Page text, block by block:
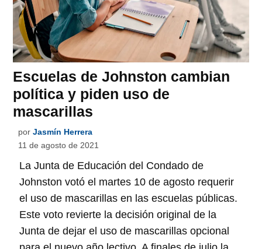
Escuelas de Johnston cambian
política y piden uso de
mascarillas
por Jasmín Herrera
11 de agosto de 2021
La Junta de Educación del Condado de
Johnston votó el martes 10 de agosto requerir
el uso de mascarillas en las escuelas públicas.
Este voto revierte la decisión original de la
Junta de dejar el uso de mascarillas opcional